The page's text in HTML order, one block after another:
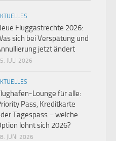
Fluggastrechte 2026:
sich bei Verspätung und
jetzt ändert
JULI 2026
Lounge für alle:
Pass, Kreditkarte
Tagespass – welche
lohnt sich 2026?
JUNI 2026